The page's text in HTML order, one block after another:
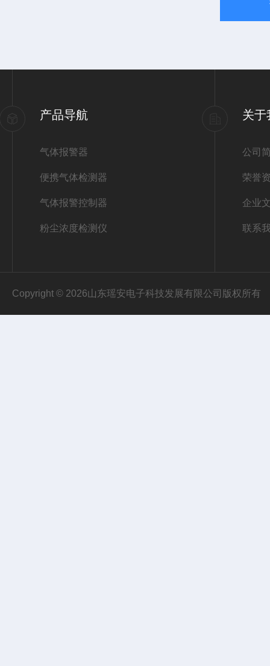
产品导航
气体报警器
便携气体检测器
气体报警控制器
粉尘浓度检测仪
关于
公司
荣誉
企业
联系
Copyright © 2026山东瑶安电子科技发展有限公司版权所有